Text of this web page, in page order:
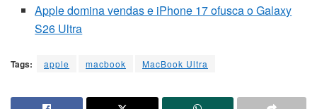
Apple domina vendas e iPhone 17 ofusca o Galaxy
S26 Ultra
Tags: apple macbook MacBook Ultra